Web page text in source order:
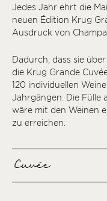
Jedes Jahr ehrt die
neuen Édition Krug
Ausdruck von
Dadurch, dass sie
die Krug Grande
120 individuellen
Jahrgängen. Die Fülle
wäre mit den Weinen
zu erreichen.
Cuvée